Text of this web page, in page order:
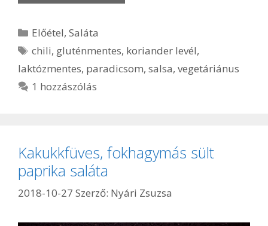
Kategória
Előétel,Saláta
Címkék
chili, gluténmentes, koriander levél,
laktózmentes, paradicsom, salsa, vegetáriánus
1 hozzászólás
Kakukkfüves, fokhagymás sült
paprika saláta
2018-10-27 Szerző: Nyári Zsuzsa